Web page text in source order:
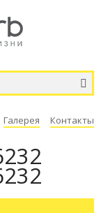
Галерея Контакты